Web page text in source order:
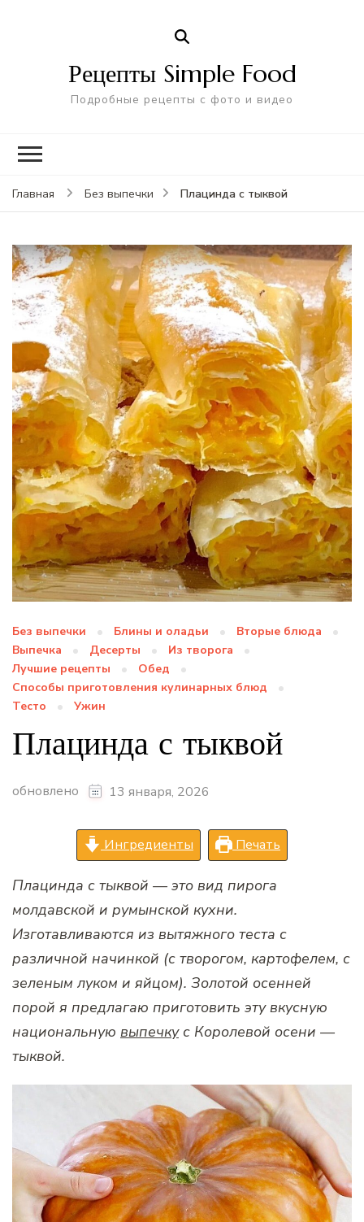
Рецепты Simple Food
Подробные рецепты с фото и видео
Главная Без выпечки Плацинда с тыквой
Без выпечки Блины и оладьи
Вторые блюда
Выпечка
Десерты
Из творога
Лучшие рецепты
Обед
Способы приготовления кулинарных блюд
Тесто
Ужин
Плацинда с тыквой
обновлено 13 января, 2026
Ингредиенты Печать
Плацинда с тыквой — это вид пирога
молдавской и румынской кухни.
Изготавливаются из вытяжного теста с
различной начинкой (с творогом, картофелем, с
зеленым луком и яйцом). Золотой осенней
порой я предлагаю приготовить эту вкусную
национальную выпечкус Королевой осени —
тыквой.